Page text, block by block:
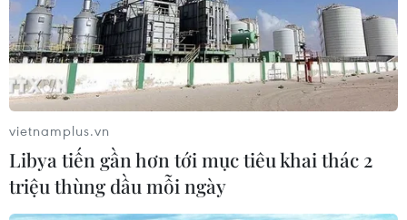
vietnamplus.vn
Libya tiến gần hơn tới mục tiêu khai thác 2
triệu thùng dầu mỗi ngày